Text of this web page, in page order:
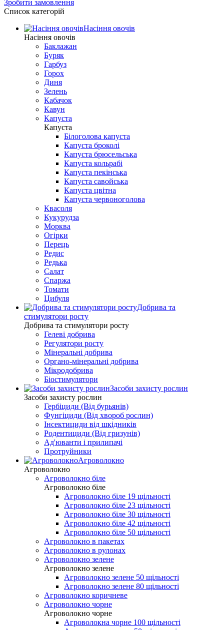
Зробити замовлення
Список категорій
Насіння овочів
Насіння овочів
Баклажан
Буряк
Гарбуз
Горох
Диня
Зелень
Кабачок
Кавун
Капуста
Капуста
Білоголова капуста
Капуста броколі
Капуста брюсельська
Капуста кольрабі
Капуста пекінська
Капуста савойська
Капуста цвітна
Капуста червоноголова
Квасоля
Кукурудза
Морква
Огірки
Перець
Редис
Редька
Салат
Спаржа
Томати
Цибуля
Добрива та
стимулятори росту
Добрива та стимулятори росту
Гелеві добрива
Регулятори росту
Мінеральні добрива
Органо-мінеральні добрива
Мікродобрива
Біостимулятори
Засоби захисту рослин
Засоби захисту рослин
Гербіциди (Від бурьянів)
Фунгіциди (Від хвороб рослин)
Інсектициди від шкідників
Родентициди (Від гризунів)
Ад'юванти і прилипачі
Протруйники
Агроволокно
Агроволокно
Агроволокно біле
Агроволокно біле
Агроволокно біле 19 щільності
Агроволокно біле 23 щільності
Агроволокно біле 30 щільності
Агроволокно біле 42 щільності
Агроволокно біле 50 щільності
Агроволокно в пакетах
Агроволокно в рулонах
Агроволокно зелене
Агроволокно зелене
Агроволокно зелене 50 щільності
Агроволокно зелене 80 щільності
Агроволокно коричневе
Агроволокно чорне
Агроволокно чорне
Агроволокна чорне 100 щільності